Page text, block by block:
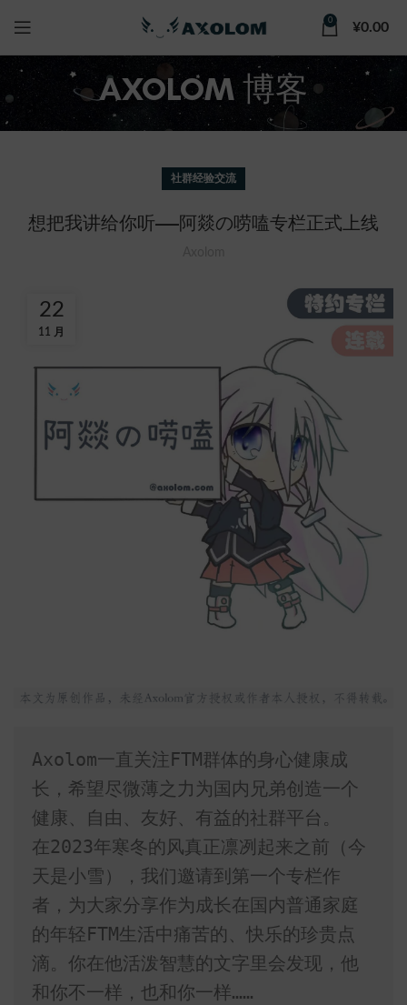
0 ¥0.00
AXOLOM 博客
社群经验交流
想把我讲给你听——阿燚の唠嗑专栏正式上线
22
11 月
Axolom一直关注FTM群体的身心健康成
长，希望尽微薄之力为国内兄弟创造一个
健康、自由、友好、有益的社群平台。
在2023年寒冬的风真正凛冽起来之前（今
天是小雪），我们邀请到第一个专栏作
者，为大家分享作为成长在国内普通家庭
的年轻FTM生活中痛苦的、快乐的珍贵点
滴。你在他活泼智慧的文字里会发现，他
和你不一样，也和你一样……